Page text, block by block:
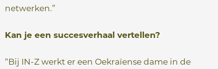
netwerken.”
Kan je een succesverhaal vertellen?
“Bij IN-Z werkt er een Oekraïense dame in de